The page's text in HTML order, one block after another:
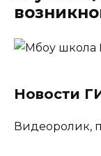
Новости
Видеоролик,